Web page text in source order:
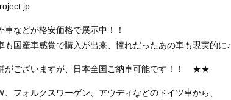
などが格安価格で展示中！！
も国産車感覚で購入が出来、憧れだったあの車も現実的に♪
ございますが、日本全国ご納車可能です！！ ★★
、フォルクスワーゲン、アウディなどのドイツ車から、